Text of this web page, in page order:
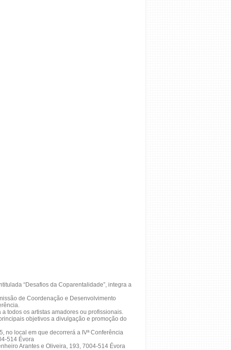
“Desafios da Coparentalidade”, integra a
de Coordenação e Desenvolvimento
todos os artistas amadores ou profissionais.
objetivos a divulgação e promoção do
no local em que decorrerá a IVª Conferência
514 Évora
Arantes e Oliveira, 193, 7004-514 Évora